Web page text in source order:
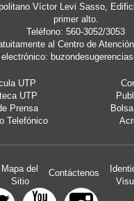
Víctor Levi Sasso,
primer alto.
Teléfono: 560-3052/3053
al Centro de
UTP
UTP
Prensa
Telefónico
Mapa del
Sitio
Contáctenos